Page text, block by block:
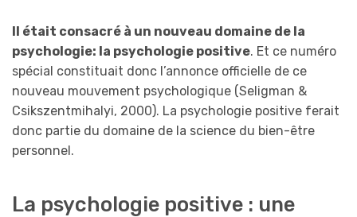
Il était consacré à un nouveau domaine de la
psychologie: la psychologie positive. Et ce numéro
spécial constituait donc l’annonce officielle de ce
nouveau mouvement psychologique (Seligman &
Csikszentmihalyi, 2000). La psychologie positive ferait
donc partie du domaine de la science du bien-être
personnel.
La psychologie positive : une